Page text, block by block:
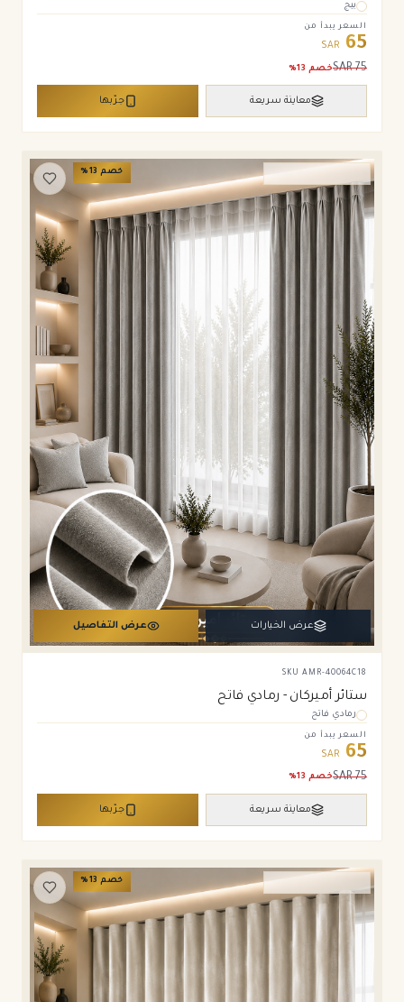
بيج
السعر يبدأ من
65
SAR
75
SARخصم 13
%
معاينة سريعة جرّبها
خصم 13
%
عرض الخيارات عرض التفاصيل
SKU AMR-40064C18
ستائر أميركان - رمادي فاتح
رمادي فاتح
السعر يبدأ من
65
SAR
75
SARخصم 13
%
معاينة سريعة جرّبها
خصم 13
%